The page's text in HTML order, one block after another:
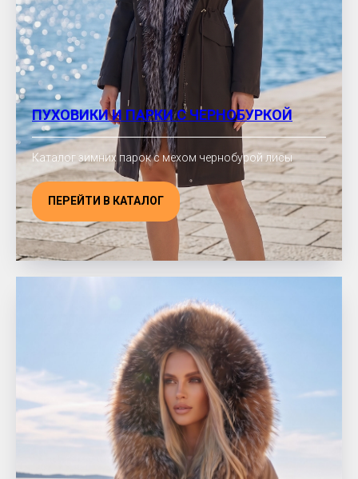
ПУХОВИКИ И ПАРКИ С ЧЕРНОБУРКОЙ
Каталог зимних парок с мехом чернобурой лисы
ПЕРЕЙТИ В КАТАЛОГ